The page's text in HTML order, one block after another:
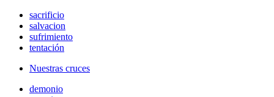
sacrificio
salvacion
sufrimiento
tentación
Nuestras cruces
demonio